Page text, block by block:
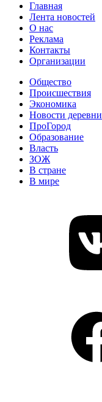
Главная
Лента новостей
О нас
Реклама
Контакты
Организации
Общество
Происшествия
Экономика
Новости деревни
ПроГород
Образование
Власть
ЗОЖ
В стране
В мире